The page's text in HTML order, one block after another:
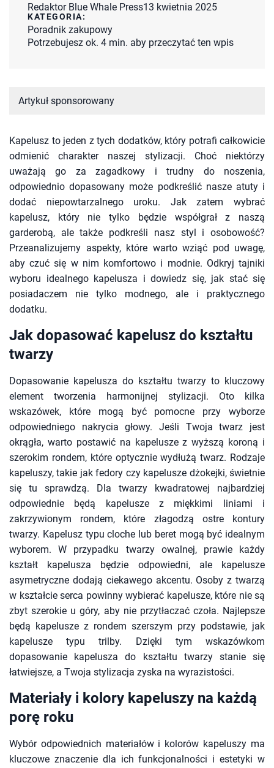
Redaktor Blue Whale Press13 kwietnia 2025
KATEGORIA:
Poradnik zakupowy
Potrzebujesz ok. 4 min. aby przeczytać ten wpis
Artykuł sponsorowany
Kapelusz to jeden z tych dodatków, który potrafi całkowicie
odmienić charakter naszej stylizacji. Choć niektórzy
uważają go za zagadkowy i trudny do noszenia,
odpowiednio dopasowany może podkreślić nasze atuty i
dodać niepowtarzalnego uroku. Jak zatem wybrać
kapelusz, który nie tylko będzie współgrał z naszą
garderobą, ale także podkreśli nasz styl i osobowość?
Przeanalizujemy aspekty, które warto wziąć pod uwagę,
aby czuć się w nim komfortowo i modnie. Odkryj tajniki
wyboru idealnego kapelusza i dowiedz się, jak stać się
posiadaczem nie tylko modnego, ale i praktycznego
dodatku.
Jak dopasować kapelusz do kształtu
twarzy
Dopasowanie kapelusza do kształtu twarzy to kluczowy
element tworzenia harmonijnej stylizacji. Oto kilka
wskazówek, które mogą być pomocne przy wyborze
odpowiedniego nakrycia głowy. Jeśli Twoja twarz jest
okrągła, warto postawić na kapelusze z wyższą koroną i
szerokim rondem, które optycznie wydłużą twarz. Rodzaje
kapeluszy, takie jak fedory czy kapelusze dżokejki, świetnie
się tu sprawdzą. Dla twarzy kwadratowej najbardziej
odpowiednie będą kapelusze z miękkimi liniami i
zakrzywionym rondem, które złagodzą ostre kontury
twarzy. Kapelusz typu cloche lub beret mogą być idealnym
wyborem. W przypadku twarzy owalnej, prawie każdy
kształt kapelusza będzie odpowiedni, ale kapelusze
asymetryczne dodają ciekawego akcentu. Osoby z twarzą
w kształcie serca powinny wybierać kapelusze, które nie są
zbyt szerokie u góry, aby nie przytłaczać czoła. Najlepsze
będą kapelusze z rondem szerszym przy podstawie, jak
kapelusze typu trilby. Dzięki tym wskazówkom
dopasowanie kapelusza do kształtu twarzy stanie się
łatwiejsze, a Twoja stylizacja zyska na wyrazistości.
Materiały i kolory kapeluszy na każdą
porę roku
Wybór odpowiednich materiałów i kolorów kapeluszy ma
kluczowe znaczenie dla ich funkcjonalności i estetyki w